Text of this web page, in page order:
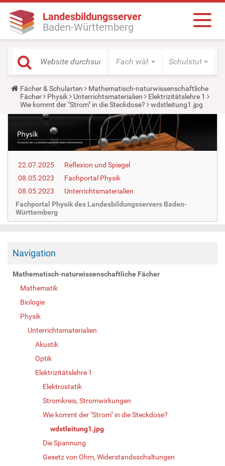
Landesbildungsserver
Baden-Württemberg
Fach wählen Schulstufe
Y
o
u
a
h
e
r
:
Fächer & Schularten
Mathematisch-naturwissenschaftliche
Fächer
Physik Unterrichtsmaterialien
Elektrizitätslehre 1
Wie kommt der "Strom" in die Steckdose?
wdstleitung1.jpg
22.07.2025
Reflexion und Spiegel
08.05.2023
Fachportal Physik
08.05.2023
Unterrichtsmaterialien
Fachportal Physik des Landesbildungsservers Baden-
Württemberg
Navigation
Mathematisch-naturwissenschaftliche Fächer
Mathematik
Biologie
Physik
Unterrichtsmaterialien
Akustik
Optik
Elektrizitätslehre 1
Elektrostatik
Stromkreis, Stromwirkungen
Wie kommt der "Strom" in die Steckdose?
wdstleitung1.jpg
Die Spannung
Gesetz von Ohm, Widerstandsschaltungen